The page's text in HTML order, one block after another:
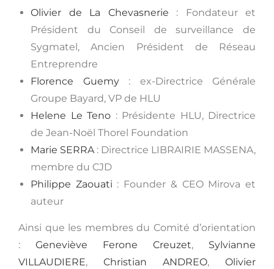
Olivier de La Chevasnerie : Fondateur et
Président du Conseil de surveillance de
Sygmatel, Ancien Président de Réseau
Entreprendre
Florence Guemy: ex-Directrice Générale
Groupe Bayard, VP de HLU
Helene Le Teno : Présidente HLU, Directrice
de Jean-Noël Thorel Foundation
Marie SERRA: Directrice LIBRAIRIE MASSENA,
membre du CJD
Philippe Zaouati : Founder & CEO Mirova et
auteur
Ainsi que les membres du Comité d’orientation
: Geneviève Ferone Creuzet, Sylvianne
VILLAUDIERE, Christian ANDREO, Olivier